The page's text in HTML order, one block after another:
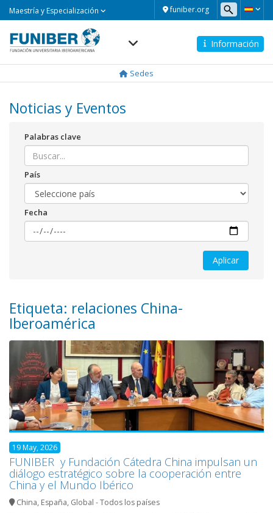
funiber.org
Maestría y Especialización
Información
Sedes
Noticias y Eventos
Palabras clave
País
Fecha
Etiqueta: relaciones China-
Iberoamérica
19 May, 2026
FUNIBER y Fundación Cátedra China impulsan un
diálogo estratégico sobre la cooperación entre
China y el Mundo Ibérico
China, España, Global - Todos los países